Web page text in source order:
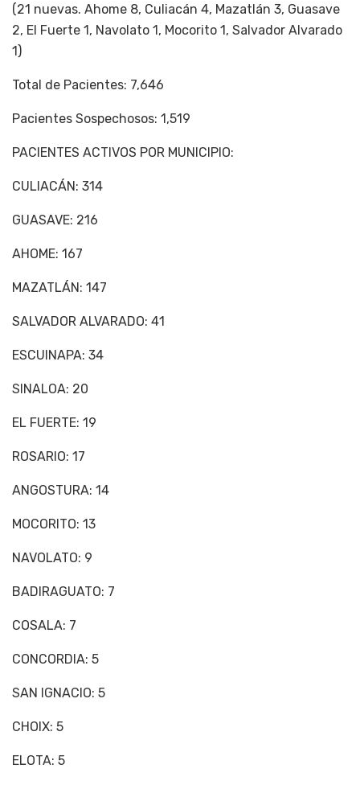
(21 nuevas. Ahome 8, Culiacán 4, Mazatlán 3, Guasave
2, El Fuerte 1, Navolato 1, Mocorito 1, Salvador Alvarado
1)
Total de Pacientes: 7,646
Pacientes Sospechosos: 1,519
PACIENTES ACTIVOS POR MUNICIPIO:
CULIACÁN: 314
GUASAVE: 216
AHOME: 167
MAZATLÁN: 147
SALVADOR ALVARADO: 41
ESCUINAPA: 34
SINALOA: 20
EL FUERTE: 19
ROSARIO: 17
ANGOSTURA: 14
MOCORITO: 13
NAVOLATO: 9
BADIRAGUATO: 7
COSALA: 7
CONCORDIA: 5
SAN IGNACIO: 5
CHOIX: 5
ELOTA: 5